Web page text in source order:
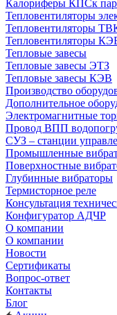
Калориферы КПСк
Тепловентиляторы
Тепловентиляторы
Тепловентиляторы
Тепловые завесы
Тепловые завесы ЭТЗ
Тепловые завесы КЭВ
Производство
Дополнительное
Электромагнитные
Провод ВПП
СУЗ – станции
Промышленные
Поверхностные
Глубинные вибраторы
Термисторное реле
Консультация
Конфигуратор АДЧР
О компании
О компании
Новости
Сертификаты
Вопрос-ответ
Контакты
Блог